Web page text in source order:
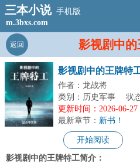
三本小说 手机版
m.3bxs.com
影视剧中
返回
影视剧中的王牌特
作者：龙战将
类别：历史军事
状
更新时间：2026-06-27
最新章节： 新书！
开始阅读
影视剧中的王牌特工简介：